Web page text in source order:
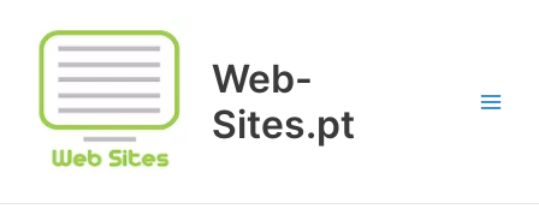
conteúdo
Web-
Sites.pt